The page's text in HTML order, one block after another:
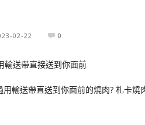
02-22 0
輸送帶直送到你面前的燒肉? 札卡